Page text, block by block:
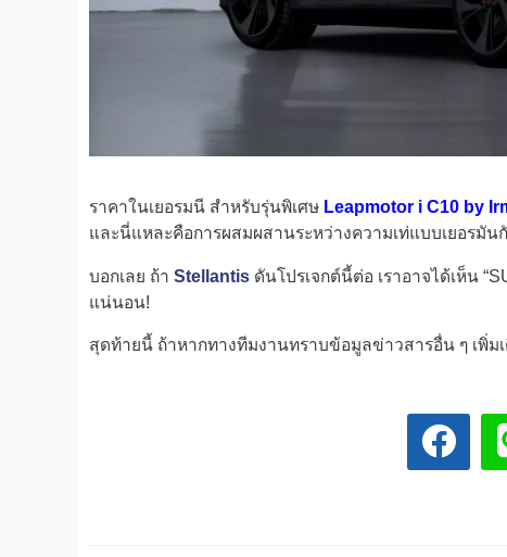
ราคาในเยอรมนี สำหรับรุ่นพิเศษ Leapmotor i C10 by
และนี่แหละคือการผสมผสานระหว่างความเท่แบบเยอรมั
บอกเลย ถ้า Stellantis ดันโปรเจกต์นี้ต่อ เราอาจได้เห็น
แน่นอน!
สุดท้ายนี้ ถ้าหากทางทีมงานทราบข้อมูลข่าวสารอื่น ๆ เพิ่ม